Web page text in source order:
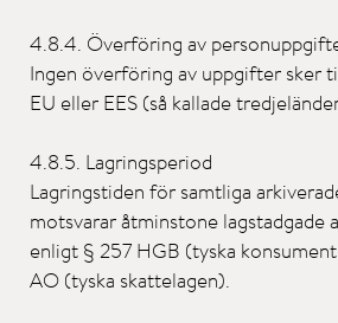
4.8.4. Överföring av
Ingen överföring av uppgifter sker
EU eller EES (så kallade
4.8.5. Lagringsperiod
Lagringstiden för samtliga
motsvarar åtminstone lagstadgade
enligt § 257 HGB (tyska
AO (tyska skattelagen).